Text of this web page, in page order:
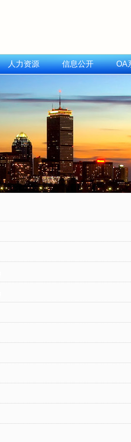
人力资源 信息公开 OA